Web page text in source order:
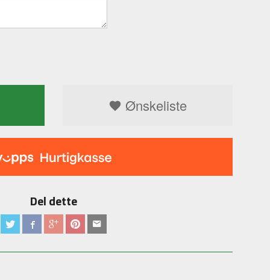
Ønskeliste
Del dette